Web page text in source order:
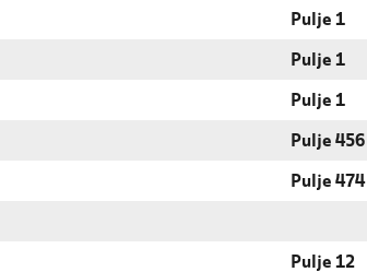
Pulje 1
Pulje 1
Pulje 1
Pulje 456
Pulje 474
Pulje 12